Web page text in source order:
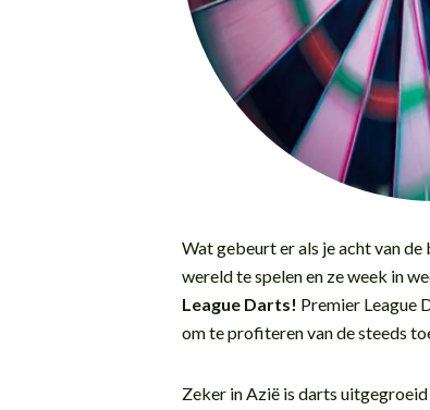
Wat gebeurt er als je acht van
wereld te spelen en ze week in
League Darts! Premier League
om te profiteren van de steeds
Zeker in Azië is darts uitgegroeid